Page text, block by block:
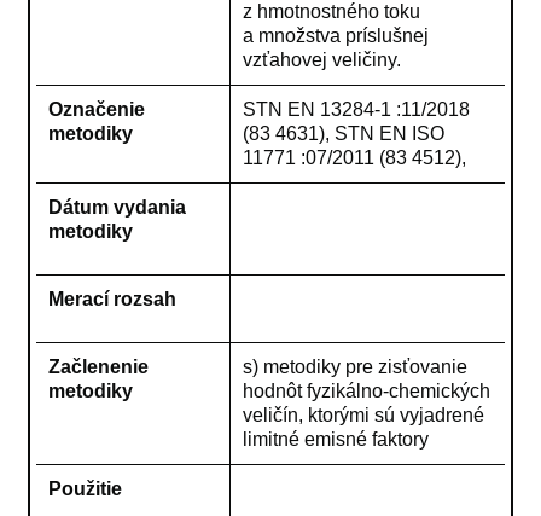
z hmotnostného toku
a množstva príslušnej
vzťahovej veličiny.
Označenie
metodiky
STN EN 13284-1 :11/2018
(83 4631), STN EN ISO
11771 :07/2011 (83 4512),
Dátum vydania
metodiky
Merací rozsah
Začlenenie
metodiky
s) metodiky pre zisťovanie
hodnôt fyzikálno-chemických
veličín, ktorými sú vyjadrené
limitné emisné faktory
Použitie